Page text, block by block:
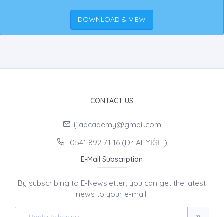
DOWNLOAD & VIEW
CONTACT US
ijlaacademy@gmail.com
0541 892 71 16 (Dr. Ali YİĞİT)
E-Mail Subscription
By subscribing to E-Newsletter, you can get the latest
news to your e-mail.